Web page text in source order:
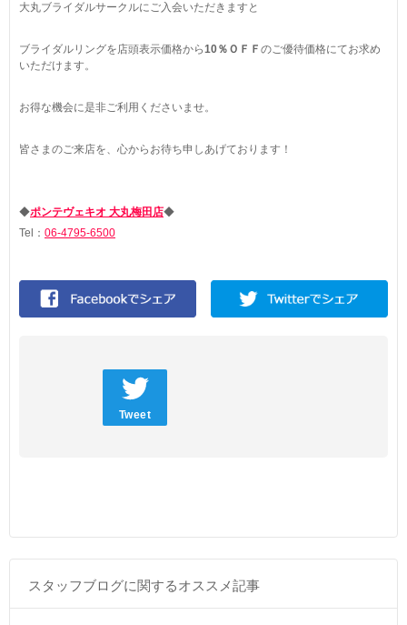
大丸ブライダルサークルにご入会いただきますと
ブライダルリングを店頭表示価格から10％ＯＦＦ のご優待価格にてお求め
いただけます。
お得な機会に是非ご利用くださいませ。
皆さまのご来店を、心からお待ち申しあげております！
◆ポンテヴェキオ 大丸梅田店◆
Tel： 06-4795-6500
Tweet
スタッフブログに関するオススメ記事